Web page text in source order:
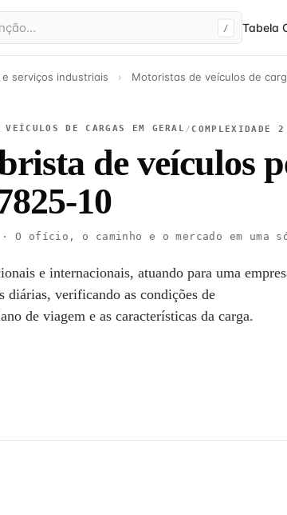
/ Tabela
serviços industriais › Motoristas de veículos de
VEÍCULOS DE CARGAS EM GERAL / COMPLEXIDADE
de veículos
10
· O ofício, o caminho e o mercado em uma
e internacionais, atuando para uma
diárias, verificando as condições de
de viagem e as características da carga.